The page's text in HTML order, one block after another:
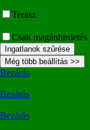
Terasz
Csak magánhirdetés
Ingatlanok szűrése
Még több beállítás >>
Bezárás
Bezárás
Bezárás